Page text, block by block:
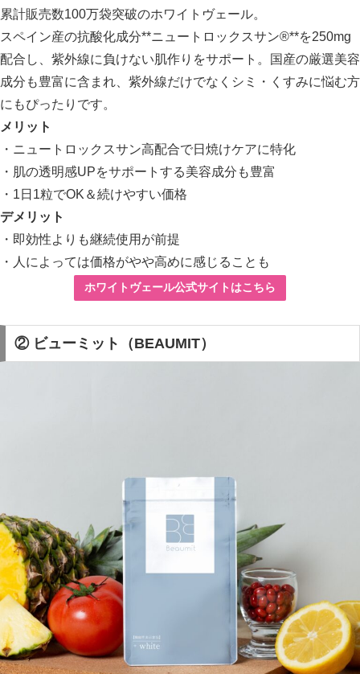
累計販売数100万袋突破のホワイトヴェール。
スペイン産の抗酸化成分**ニュートロックスサン®**を250mg
配合し、紫外線に負けない肌作りをサポート。国産の厳選美容
成分も豊富に含まれ、紫外線だけでなくシミ・くすみに悩む方
にもぴったりです。
メリット
・ニュートロックスサン高配合で日焼けケアに特化
・肌の透明感UPをサポートする美容成分も豊富
・1日1粒でOK＆続けやすい価格
デメリット
・即効性よりも継続使用が前提
・人によっては価格がやや高めに感じることも
ホワイトヴェール公式サイトはこちら
② ビューミット（BEAUMIT）